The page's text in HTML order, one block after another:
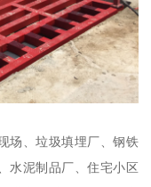
场、垃圾填埋厂、钢铁
水泥制品厂、住宅小区